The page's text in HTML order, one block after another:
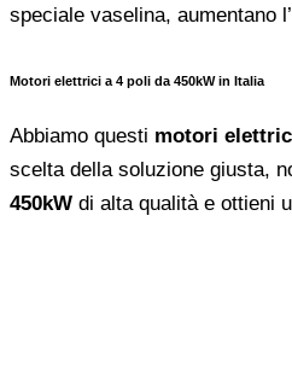
speciale vaselina, aumentano
Motori elettrici a 4 poli da 450kW in Italia
Abbiamo questi motori
scelta della soluzione giusta,
450kW di alta qualità e ottieni